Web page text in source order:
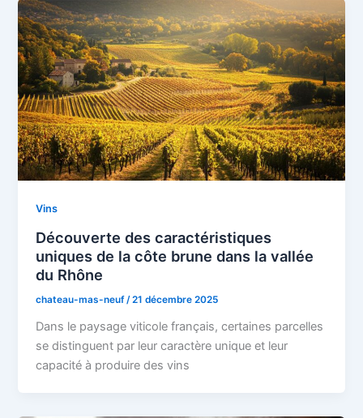
Vins
Découverte des caractéristiques
uniques de la côte brune dans la vallée
du Rhône
chateau-mas-neuf/21 décembre 2025
Dans le paysage viticole français, certaines parcelles
se distinguent par leur caractère unique et leur
capacité à produire des vins